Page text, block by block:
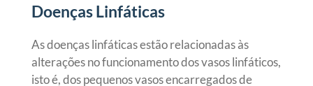
Doenças Linfáticas
As doenças linfáticas estão relacionadas às
alterações no funcionamento dos vasos linfáticos,
isto é, dos pequenos vasos encarregados de